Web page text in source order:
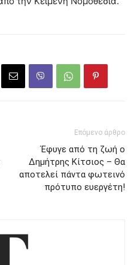
Επόμενο άρθρο
Έφυγε από τη ζωή ο
Δημήτρης Κίτσιος – Θα
αποτελεί πάντα φωτεινό
πρότυπο ευεργέτη!